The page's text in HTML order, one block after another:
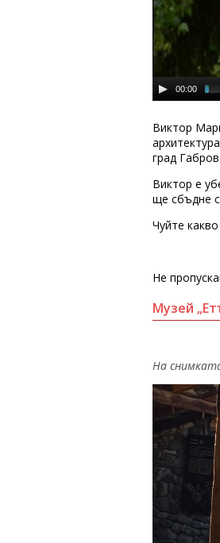
00:00
Виктор
град
Виктор е
ще сбъдне
Чуйте
Не
Музей
На